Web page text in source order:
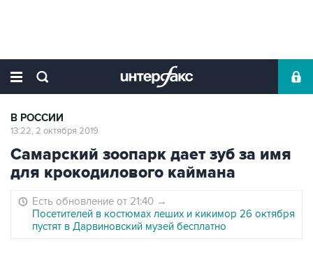
В РОССИИ
13:22, 2 октября 2019
Самарский зоопарк дает зуб за имя
для крокодилового каймана
Есть обновление от 21:40 →
Посетителей в костюмах леших и кикимор 26 октября
пустят в Дарвиновский музей бесплатно